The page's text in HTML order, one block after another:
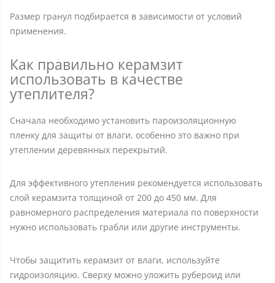
Размер гранул подбирается в зависимости от условий
применения.
Как правильно керамзит
использовать в качестве
утеплителя?
Сначала необходимо установить пароизоляционную
пленку для защиты от влаги, особенно это важно при
утеплении деревянных перекрытий.
Для эффективного утепления рекомендуется использовать
слой керамзита толщиной от 200 до 450 мм. Для
равномерного распределения материала по поверхности
нужно использовать грабли или другие инструменты.
Чтобы защитить керамзит от влаги, используйте
гидроизоляцию. Сверху можно уложить рубероид или